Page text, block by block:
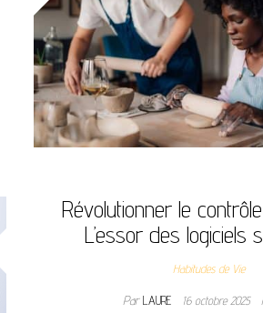
Révolutionner le
L’essor des logiciels
Habitudes de Vie
ParLAURE 16 octobre 2025